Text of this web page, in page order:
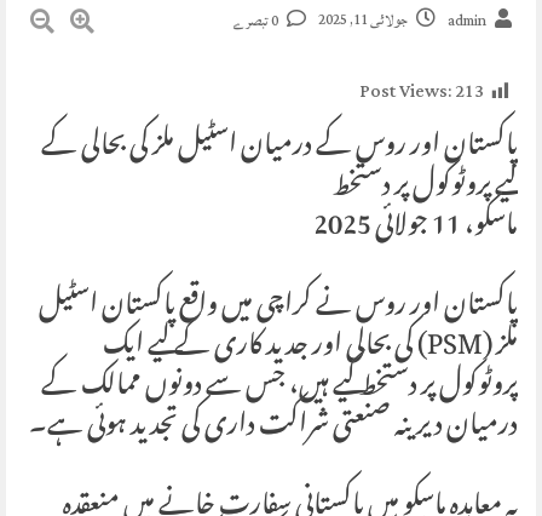
admin جولائی 11, 2025
Post Views:213
پاکستان اور روس کے درمیان اسٹیل ملز کی بحالی کے
لیے پروٹوکول پر دستخط
ماسکو، 11 جولائی 2025
پاکستان اور روس نے کراچی میں واقع پاکستان اسٹیل
ملز (PSM) کی بحالی اور جدید کاری کے لیے ایک
پروٹوکول پر دستخط کیے ہیں، جس سے دونوں ممالک کے
درمیان دیرینہ صنعتی شراکت داری کی تجدید ہوئی ہے۔